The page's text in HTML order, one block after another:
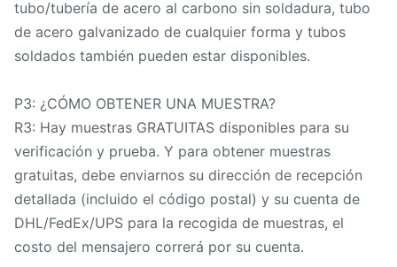
tubo/tubería de acero al carbono sin soldadura, tubo
de acero galvanizado de cualquier forma y tubos
soldados también pueden estar disponibles.
P3: ¿CÓMO OBTENER UNA MUESTRA?
R3: Hay muestras GRATUITAS disponibles para su
verificación y prueba. Y para obtener muestras
gratuitas, debe enviarnos su dirección de recepción
detallada (incluido el código postal) y su cuenta de
DHL/FedEx/UPS para la recogida de muestras, el
costo del mensajero correrá por su cuenta.